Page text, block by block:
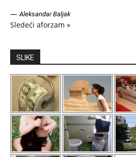
—Aleksandar Baljak
Sledeći aforzam »
SLIKE